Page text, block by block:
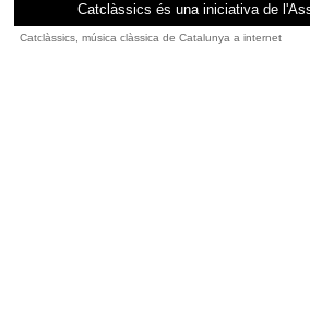
Catclàssics és una iniciativa de
Catclàssics, música clàssica de Catalunya a internet